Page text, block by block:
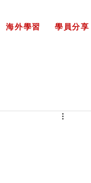
海外學習 學員分享